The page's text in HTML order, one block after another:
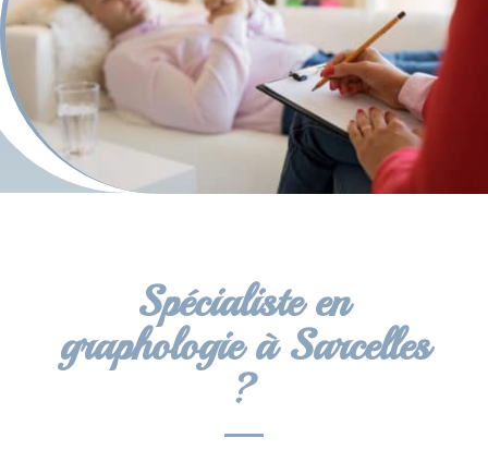
Spécialiste en
graphologie à Sarcelles
?